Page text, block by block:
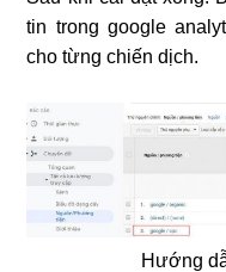
tin trong google
cho từng chiến dịch.
Hướng